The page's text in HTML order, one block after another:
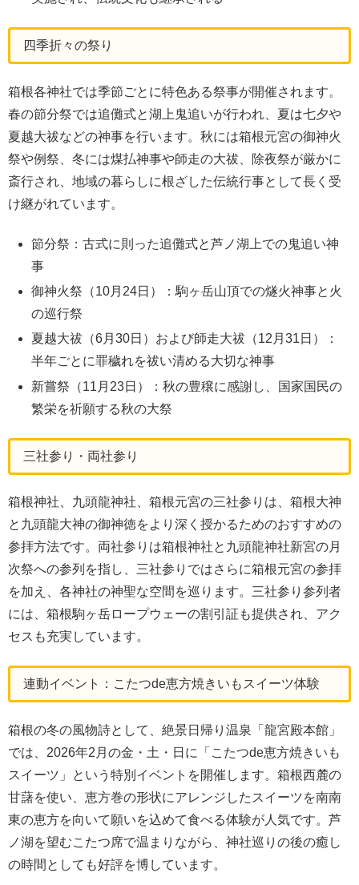
四季折々の祭り
箱根各神社では季節ごとに特色ある祭事が開催されます。
春の節分祭では追儺式と湖上鬼追いが行われ、夏は七夕や
夏越大祓などの神事を行います。秋には箱根元宮の御神火
祭や例祭、冬には煤払神事や師走の大祓、除夜祭が厳かに
斎行され、地域の暮らしに根ざした伝統行事として長く受
け継がれています。
節分祭：古式に則った追儺式と芦ノ湖上での鬼追い神
事
御神火祭（10月24日）：駒ヶ岳山頂での燧火神事と火
の巡行祭
夏越大祓（6月30日）および師走大祓（12月31日）：
半年ごとに罪穢れを祓い清める大切な神事
新嘗祭（11月23日）：秋の豊穣に感謝し、国家国民の
繁栄を祈願する秋の大祭
三社参り・両社参り
箱根神社、九頭龍神社、箱根元宮の三社参りは、箱根大神
と九頭龍大神の御神徳をより深く授かるためのおすすめの
参拝方法です。両社参りは箱根神社と九頭龍神社新宮の月
次祭への参列を指し、三社参りではさらに箱根元宮の参拝
を加え、各神社の神聖な空間を巡ります。三社参り参列者
には、箱根駒ヶ岳ロープウェーの割引証も提供され、アク
セスも充実しています。
連動イベント：こたつde恵方焼きいもスイーツ体験
箱根の冬の風物詩として、絶景日帰り温泉「龍宮殿本館」
では、2026年2月の金・土・日に「こたつde恵方焼きいも
スイーツ」という特別イベントを開催します。箱根西麓の
甘藷を使い、恵方巻の形状にアレンジしたスイーツを南南
東の恵方を向いて願いを込めて食べる体験が人気です。芦
ノ湖を望むこたつ席で温まりながら、神社巡りの後の癒し
の時間としても好評を博しています。